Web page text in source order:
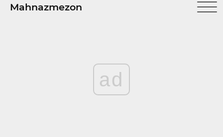
Mahnazmezon
ad